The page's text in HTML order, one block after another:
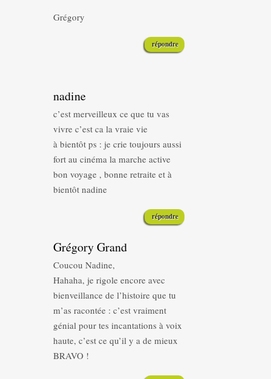
Grégory
répondre
nadine
c’est merveilleux ce que tu vas
vivre c’est ca la vraie vie
à bientôt ps : je crie toujours aussi
fort au cinéma la marche active
bon voyage , bonne retraite et à
bientôt nadine
répondre
Grégory Grand
Coucou Nadine,
Hahaha, je rigole encore avec
bienveillance de l’histoire que tu
m’as racontée : c’est vraiment
génial pour tes incantations à voix
haute, c’est ce qu’il y a de mieux
BRAVO !